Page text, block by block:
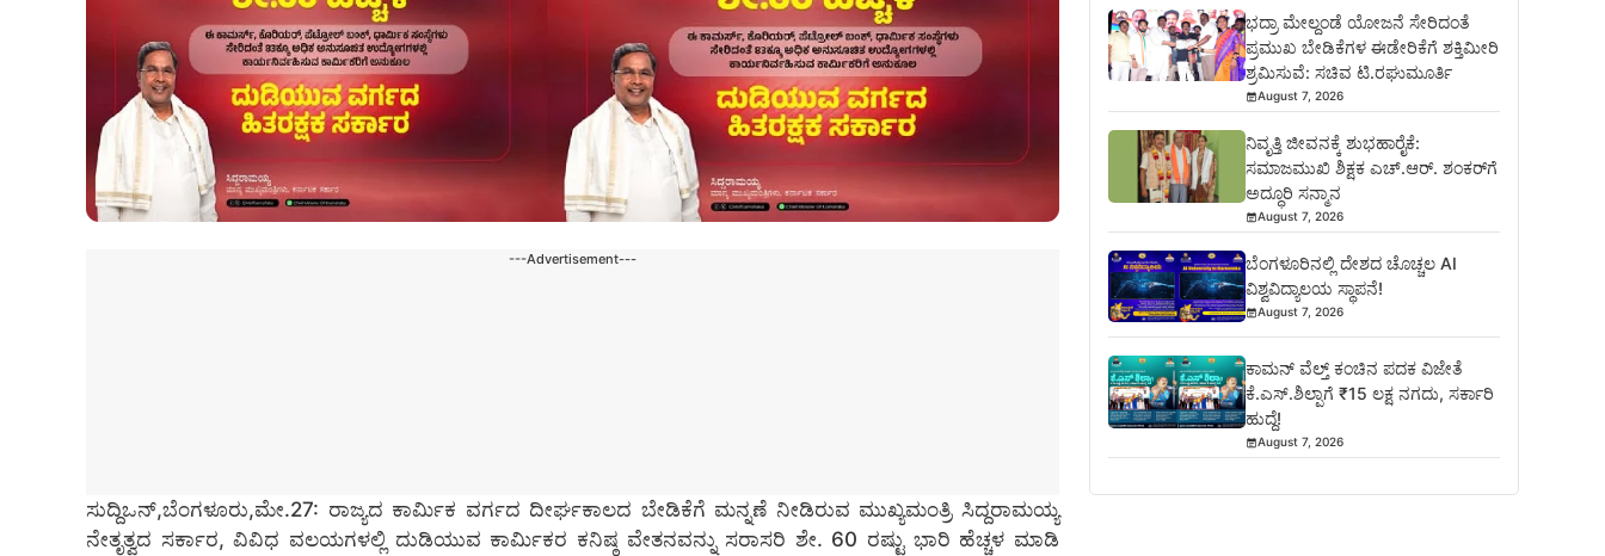
---Advertisement---
ಸುದ್ದಿಒನ್,ಬೆಂಗಳೂರು,ಮೇ.27: ರಾಜ್ಯದ ಕಾರ್ಮಿಕ ವರ್ಗದ ದೀರ್ಘಕಾಲದ ಬೇಡಿಕೆಗೆ ಮನ್ನಣೆ ನೀಡಿರುವ ಮುಖ್ಯಮಂತ್ರಿ ಸಿದ್ದರಾಮಯ್ಯ
ನೇತೃತ್ವದ ಸರ್ಕಾರ, ವಿವಿಧ ವಲಯಗಳಲ್ಲಿ ದುಡಿಯುವ ಕಾರ್ಮಿಕರ ಕನಿಷ್ಠ ವೇತನವನ್ನು ಸರಾಸರಿ ಶೇ. 60 ರಷ್ಟು ಭಾರಿ ಹೆಚ್ಚಳ ಮಾಡಿ
ಭದ್ರಾ ಮೇಲ್ದಂಡೆ ಯೋಜನೆ ಸೇರಿದಂತೆ
ಪ್ರಮುಖ ಬೇಡಿಕೆಗಳ ಈಡೇರಿಕೆಗೆ ಶಕ್ತಿಮೀರಿ
ಶ್ರಮಿಸುವೆ: ಸಚಿವ ಟಿ.ರಘುಮೂರ್ತಿ
August 7, 2026
ನಿವೃತ್ತಿ ಜೀವನಕ್ಕೆ ಶುಭಹಾರೈಕೆ:
ಸಮಾಜಮುಖಿ ಶಿಕ್ಷಕ ಎಚ್.ಆರ್. ಶಂಕರ್‌ಗೆ
ಅದ್ಧೂರಿ ಸನ್ಮಾನ
August 7, 2026
ಬೆಂಗಳೂರಿನಲ್ಲಿ ದೇಶದ ಚೊಚ್ಚಲ AI
ವಿಶ್ವವಿದ್ಯಾಲಯ ಸ್ಥಾಪನೆ!
August 7, 2026
ಕಾಮನ್ ವೆಲ್ತ್ ಕಂಚಿನ ಪದಕ ವಿಜೇತೆ
ಕೆ.ಎಸ್.ಶಿಲ್ಪಾಗೆ ₹15 ಲಕ್ಷ ನಗದು, ಸರ್ಕಾರಿ
ಹುದ್ದೆ!
August 7, 2026